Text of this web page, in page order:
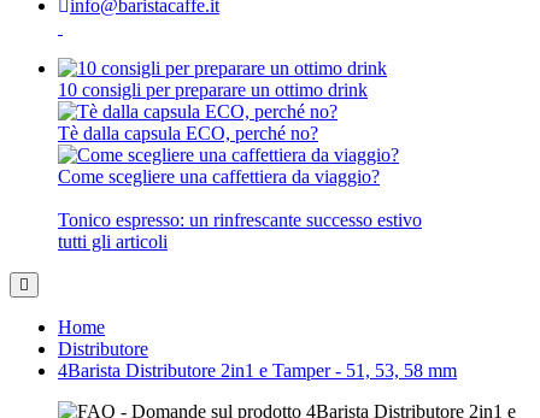
info@baristacaffe.it
10 consigli per preparare un ottimo drink
Tè dalla capsula ECO, perché no?
Come scegliere una caffettiera da viaggio?
Tonico espresso: un rinfrescante successo estivo
tutti gli articoli
Home
Distributore
4Barista Distributore 2in1 e Tamper - 51, 53, 58 mm